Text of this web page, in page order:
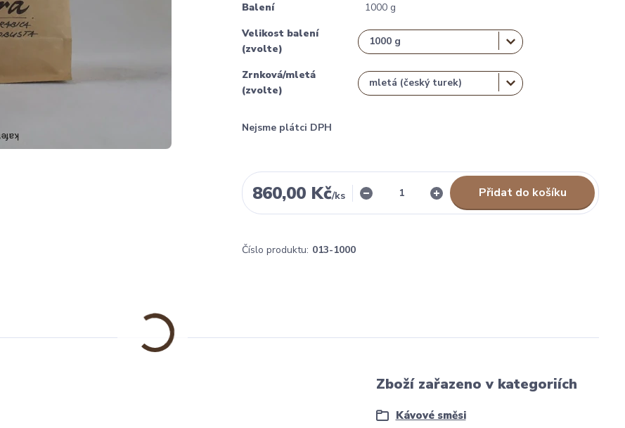
Balení
1000 g
Velikost balení
(zvolte)
Zrnková/mletá
(zvolte)
Nejsme plátci DPH
860,00 Kč/ks Přidat do košíku
Číslo produktu: 013-1000
Zboží zařazeno v kategoriích
Kávové směsi